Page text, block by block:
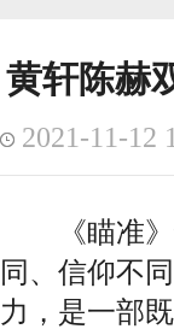
黄轩陈赫
2021-11-
《瞄准》
同、信仰不
力，是一部